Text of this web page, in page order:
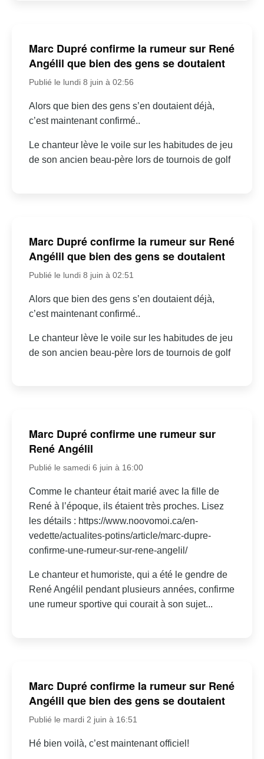
Marc Dupré confirme la rumeur sur René
Angélil que bien des gens se doutaient
Publié le lundi 8 juin à 02:56
Alors que bien des gens s’en doutaient déjà,
c’est maintenant confirmé..
Le chanteur lève le voile sur les habitudes de jeu
de son ancien beau-père lors de tournois de golf
Marc Dupré confirme la rumeur sur René
Angélil que bien des gens se doutaient
Publié le lundi 8 juin à 02:51
Alors que bien des gens s’en doutaient déjà,
c’est maintenant confirmé..
Le chanteur lève le voile sur les habitudes de jeu
de son ancien beau-père lors de tournois de golf
Marc Dupré confirme une rumeur sur
René Angélil
Publié le samedi 6 juin à 16:00
Comme le chanteur était marié avec la fille de
René à l’époque, ils étaient très proches. Lisez
les détails : https://www.noovomoi.ca/en-
vedette/actualites-potins/article/marc-dupre-
confirme-une-rumeur-sur-rene-angelil/
Le chanteur et humoriste, qui a été le gendre de
René Angélil pendant plusieurs années, confirme
une rumeur sportive qui courait à son sujet...
Marc Dupré confirme la rumeur sur René
Angélil que bien des gens se doutaient
Publié le mardi 2 juin à 16:51
Hé bien voilà, c’est maintenant officiel!